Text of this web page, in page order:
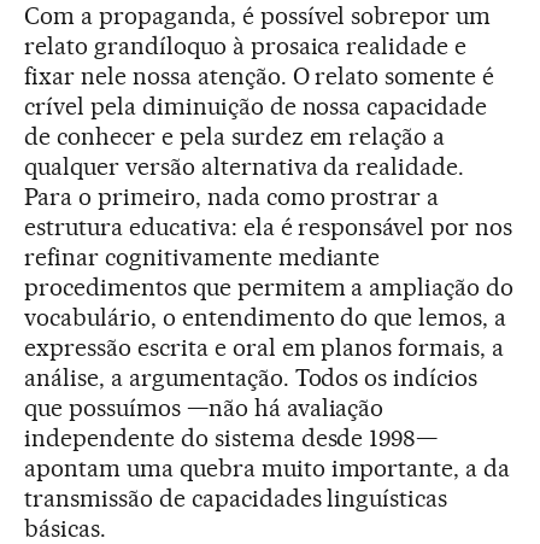
Com a propaganda, é possível sobrepor um
relato grandíloquo à prosaica realidade e
fixar nele nossa atenção. O relato somente é
crível pela diminuição de nossa capacidade
de conhecer e pela surdez em relação a
qualquer versão alternativa da realidade.
Para o primeiro, nada como prostrar a
estrutura educativa: ela é responsável por nos
refinar cognitivamente mediante
procedimentos que permitem a ampliação do
vocabulário, o entendimento do que lemos, a
expressão escrita e oral em planos formais, a
análise, a argumentação. Todos os indícios
que possuímos —não há avaliação
independente do sistema desde 1998—
apontam uma quebra muito importante, a da
transmissão de capacidades linguísticas
básicas.